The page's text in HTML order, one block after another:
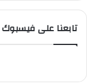
تابعنا على فيسبوك